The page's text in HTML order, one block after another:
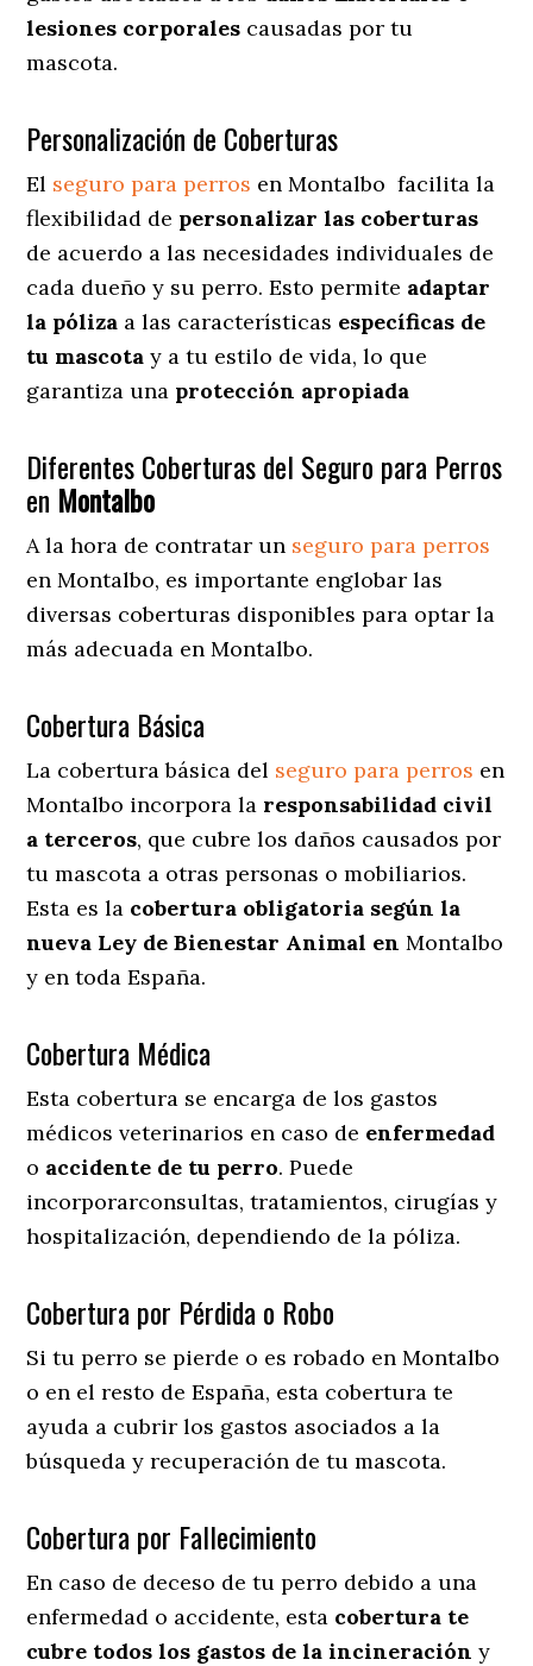
lesiones corporales causadas por tu
mascota.
Personalización de Coberturas
El seguro para perros en Montalbo facilita la
flexibilidad de personalizar las coberturas
de acuerdo a las necesidades individuales de
cada dueño y su perro. Esto permite adaptar
la póliza a las características específicas de
tu mascota y a tu estilo de vida, lo que
garantiza una protección apropiada
Diferentes Coberturas del Seguro para Perros
en Montalbo
A la hora de contratar un seguro para perros
en Montalbo, es importante englobar las
diversas coberturas disponibles para optar la
más adecuada en Montalbo.
Cobertura Básica
La cobertura básica del seguro para perros en
Montalbo incorpora la responsabilidad civil
a terceros, que cubre los daños causados por
tu mascota a otras personas o mobiliarios.
Esta es la cobertura obligatoria según la
nueva Ley de Bienestar Animal en Montalbo
y en toda España.
Cobertura Médica
Esta cobertura se encarga de los gastos
médicos veterinarios en caso de enfermedad
o accidente de tu perro. Puede
incorporarconsultas, tratamientos, cirugías y
hospitalización, dependiendo de la póliza.
Cobertura por Pérdida o Robo
Si tu perro se pierde o es robado en Montalbo
o en el resto de España, esta cobertura te
ayuda a cubrir los gastos asociados a la
búsqueda y recuperación de tu mascota.
Cobertura por Fallecimiento
En caso de deceso de tu perro debido a una
enfermedad o accidente, esta cobertura te
cubre todos los gastos de la incineración y